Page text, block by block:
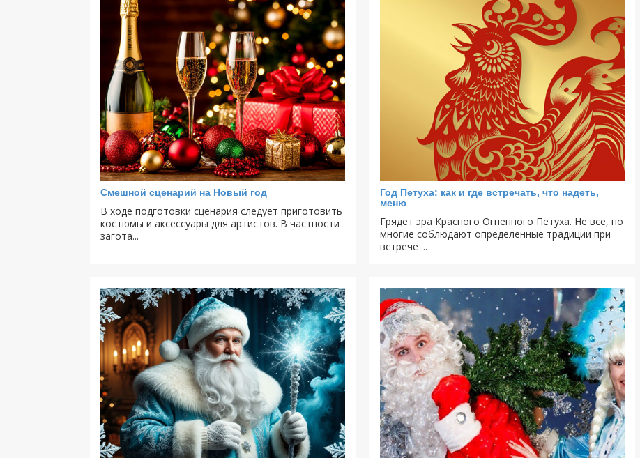
Смешной сценарий на Новый год
В ходе подготовки сценария следует приготовить
костюмы и аксессуары для артистов. В частности
загота...
Год Петуха: как и где встречать, что надеть,
меню
Грядет эра Красного Огненного Петуха. Не все, но
многие соблюдают определенные традиции при
встрече ...